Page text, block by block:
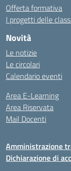
Offerta formativa
I progetti delle classi
Novità
Le notizie
Le circolari
Calendario eventi
Area E-Learning
Area Riservata
Mail Docenti
Amministrazione
Dichiarazione di